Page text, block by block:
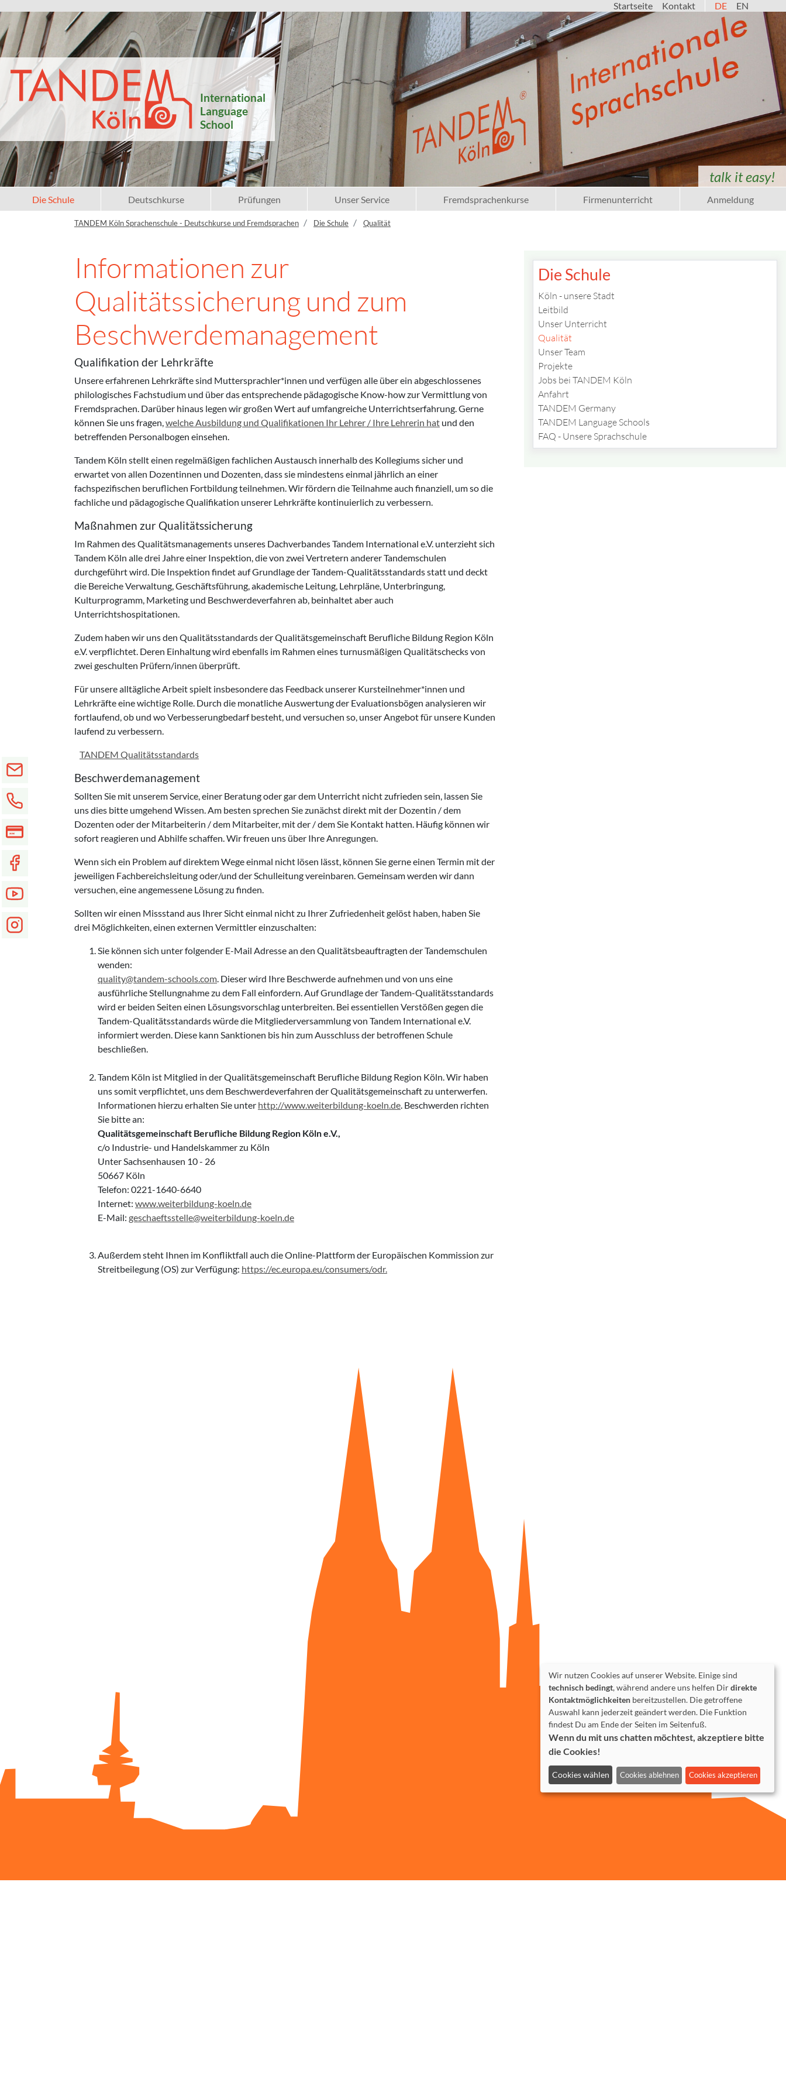
Startseite Kontakt DE EN
International
Language
School
talk it easy!
Die Schule Deutschkurse Prüfungen Unser Service Fremdsprachenkurse Firmenunterricht Anmeldung
TANDEM Köln Sprachenschule - Deutschkurse und Fremdsprachen Die Schule Qualität
Informationen zur
Qualitätssicherung und zum
Beschwerdemanagement
Qualifikation der Lehrkräfte
Unsere erfahrenen Lehrkräfte sind Muttersprachler*innen und verfügen alle über ein abgeschlossenes
philologisches Fachstudium und über das entsprechende pädagogische Know-how zur Vermittlung von
Fremdsprachen. Darüber hinaus legen wir großen Wert auf umfangreiche Unterrichtserfahrung. Gerne
können Sie uns fragen, welche Ausbildung und Qualifikationen Ihr Lehrer / Ihre Lehrerin hatund den
betreffenden Personalbogen einsehen.
Tandem Köln stellt einen regelmäßigen fachlichen Austausch innerhalb des Kollegiums sicher und
erwartet von allen Dozentinnen und Dozenten, dass sie mindestens einmal jährlich an einer
fachspezifischen beruflichen Fortbildung teilnehmen. Wir fördern die Teilnahme auch finanziell, um so die
fachliche und pädagogische Qualifikation unserer Lehrkräfte kontinuierlich zu verbessern.
Maßnahmen zur Qualitätssicherung
Im Rahmen des Qualitätsmanagements unseres Dachverbandes Tandem International e.V. unterzieht sich
Tandem Köln alle drei Jahre einer Inspektion, die von zwei Vertretern anderer Tandemschulen
durchgeführt wird. Die Inspektion findet auf Grundlage der Tandem-Qualitätsstandards statt und deckt
die Bereiche Verwaltung, Geschäftsführung, akademische Leitung, Lehrpläne, Unterbringung,
Kulturprogramm, Marketing und Beschwerdeverfahren ab, beinhaltet aber auch
Unterrichtshospitationen.
Zudem haben wir uns den Qualitätsstandards der Qualitätsgemeinschaft Berufliche Bildung Region Köln
e.V. verpflichtet. Deren Einhaltung wird ebenfalls im Rahmen eines turnusmäßigen Qualitätschecks von
zwei geschulten Prüfern/innen überprüft.
Für unsere alltägliche Arbeit spielt insbesondere das Feedback unserer Kursteilnehmer*innen und
Lehrkräfte eine wichtige Rolle. Durch die monatliche Auswertung der Evaluationsbögen analysieren wir
fortlaufend, ob und wo Verbesserungbedarf besteht, und versuchen so, unser Angebot für unsere Kunden
laufend zu verbessern.
TANDEM Qualitätsstandards
Beschwerdemanagement
Sollten Sie mit unserem Service, einer Beratung oder gar dem Unterricht nicht zufrieden sein, lassen Sie
uns dies bitte umgehend Wissen. Am besten sprechen Sie zunächst direkt mit der Dozentin / dem
Dozenten oder der Mitarbeiterin / dem Mitarbeiter, mit der / dem Sie Kontakt hatten. Häufig können wir
sofort reagieren und Abhilfe schaffen. Wir freuen uns über Ihre Anregungen.
Wenn sich ein Problem auf direktem Wege einmal nicht lösen lässt, können Sie gerne einen Termin mit der
jeweiligen Fachbereichsleitung oder/und der Schulleitung vereinbaren. Gemeinsam werden wir dann
versuchen, eine angemessene Lösung zu finden.
Sollten wir einen Missstand aus Ihrer Sicht einmal nicht zu Ihrer Zufriedenheit gelöst haben, haben Sie
drei Möglichkeiten, einen externen Vermittler einzuschalten:
Sie können sich unter folgender E-Mail Adresse an den Qualitätsbeauftragten der Tandemschulen
wenden:
quality@tandem-schools.com. Dieser wird Ihre Beschwerde aufnehmen und von uns eine
ausführliche Stellungnahme zu dem Fall einfordern. Auf Grundlage der Tandem-Qualitätsstandards
wird er beiden Seiten einen Lösungsvorschlag unterbreiten. Bei essentiellen Verstößen gegen die
Tandem-Qualitätsstandards würde die Mitgliederversammlung von Tandem International e.V.
informiert werden. Diese kann Sanktionen bis hin zum Ausschluss der betroffenen Schule
beschließen.
Tandem Köln ist Mitglied in der Qualitätsgemeinschaft Berufliche Bildung Region Köln. Wir haben
uns somit verpflichtet, uns dem Beschwerdeverfahren der Qualitätsgemeinschaft zu unterwerfen.
Informationen hierzu erhalten Sie unter http://www.weiterbildung-koeln.de. Beschwerden richten
Sie bitte an:
Qualitätsgemeinschaft Berufliche Bildung Region Köln e.V.,
c/o Industrie- und Handelskammer zu Köln
Unter Sachsenhausen 10 - 26
50667 Köln
Telefon: 0221-1640-6640
Internet: www.weiterbildung-koeln.de
E-Mail: geschaeftsstelle@weiterbildung-koeln.de
Außerdem steht Ihnen im Konfliktfall auch die Online-Plattform der Europäischen Kommission zur
Streitbeilegung (OS) zur Verfügung: https://ec.europa.eu/consumers/odr.
Die Schule
Köln - unsere Stadt
Leitbild
Unser Unterricht
Qualität
Unser Team
Projekte
Jobs bei TANDEM Köln
Anfahrt
TANDEM Germany
TANDEM Language Schools
FAQ - Unsere Sprachschule
Wir nutzen Cookies auf unserer Website. Einige sind
technisch bedingt, während andere uns helfen Dirdirekte
Kontaktmöglichkeiten bereitzustellen. Die getroffene
Auswahl kann jederzeit geändert werden. Die Funktion
findest Du am Ende der Seiten im Seitenfuß.
Wenn du mit uns chatten möchtest, akzeptiere bitte
die Cookies!
Cookies wählen Cookies ablehnen Cookies akzeptieren